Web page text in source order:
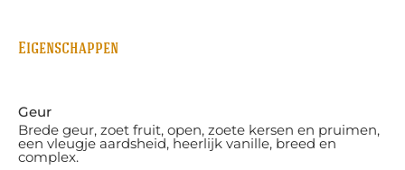
Eigenschappen
Geur
Brede geur, zoet fruit, open, zoete kersen en pruimen,
een vleugje aardsheid, heerlijk vanille, breed en
complex.